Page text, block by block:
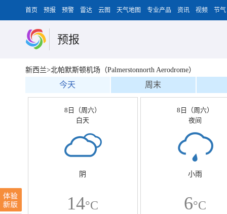
首页 预报 预警 雷达 云图 天气地图 专业产品 资讯 视频 节气
预报
新西兰>北帕默斯顿机场（Palmerstonnorth Aerodrome）
今天 周末
8日（周六）
白天
阴
14°C
8日（周六）
夜间
小雨
6°C